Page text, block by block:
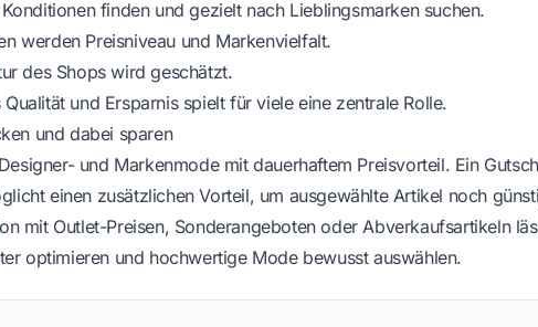
finden und gezielt nach Lieblingsmarken suchen.
werden Preisniveau und Markenvielfalt.
des Shops wird geschätzt.
und Ersparnis spielt für viele eine zentrale Rolle.
und dabei sparen
und Markenmode mit dauerhaftem Preisvorteil. Ein
einen zusätzlichen Vorteil, um ausgewählte Artikel noch
mit Outlet-Preisen, Sonderangeboten oder Abverkaufsartikeln
optimieren und hochwertige Mode bewusst auswählen.